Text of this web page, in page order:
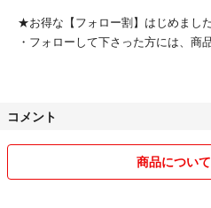
#ヴィンテージ
#レトロ古着
サイズ...M
汚れ・破れ・臭いなど...なし
★お得な【フォロー割】はじめまし
・フォローして下さった方には、商
●2,999円以下→100円OFF
●3,000円以上→200円OFF
コメント
商品につい